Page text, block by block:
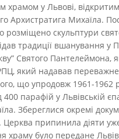
храмом у Львові,
Архистратига Михаїла.
розміщено скульптури
традиції вшанування
Святого Пантелеймона,
який надавав
що упродовж 1961-1962
парафій у Львівській
Збереглися окремі
Церква припинила діяти
храму було передане